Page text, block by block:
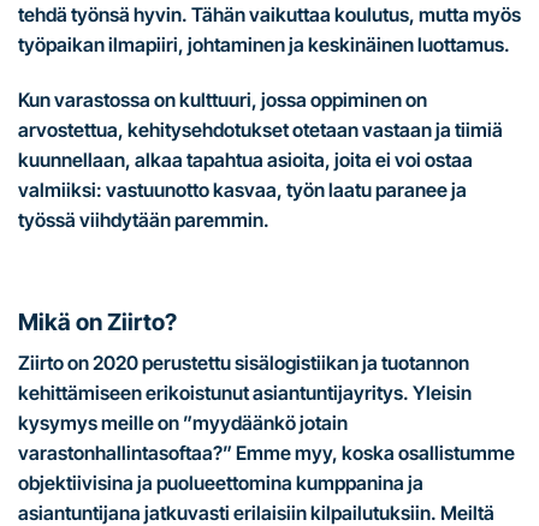
tehdä työnsä hyvin. Tähän vaikuttaa koulutus, mutta myös
työpaikan ilmapiiri, johtaminen ja keskinäinen luottamus.
Kun varastossa on kulttuuri, jossa oppiminen on
arvostettua, kehitysehdotukset otetaan vastaan ja tiimiä
kuunnellaan, alkaa tapahtua asioita, joita ei voi ostaa
valmiiksi: vastuunotto kasvaa, työn laatu paranee ja
työssä viihdytään paremmin.
Mikä on Ziirto?
Ziirto on 2020 perustettu sisälogistiikan ja tuotannon
kehittämiseen erikoistunut asiantuntijayritys. Yleisin
kysymys meille on ”myydäänkö jotain
varastonhallintasoftaa?” Emme myy, koska osallistumme
objektiivisina ja puolueettomina kumppanina ja
asiantuntijana jatkuvasti erilaisiin kilpailutuksiin. Meiltä